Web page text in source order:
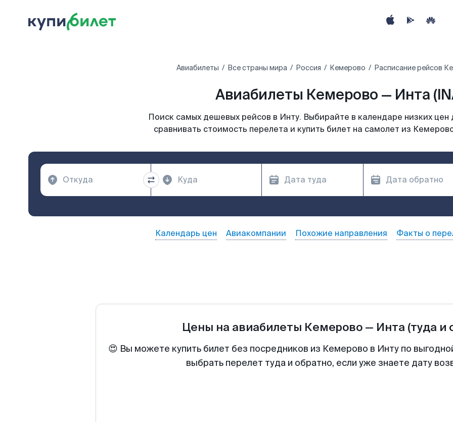
Авиабилеты Все страны мира Россия Кемерово Расписание рейсов
Авиабилеты Кемерово — Инта
Поиск самых дешевых рейсов в Инту. Выбирайте в календаре низких цен
сравнивать стоимость перелета и купить билет на самолет из
Календарь цен Авиакомпании Похожие направления Факты о
Цены на авиабилеты Кемерово— Инта (туда и
😍 Вы можете купить билет без посредников из Кемерово в Инту по
выбрать перелет туда и обратно, если уже знаете дату